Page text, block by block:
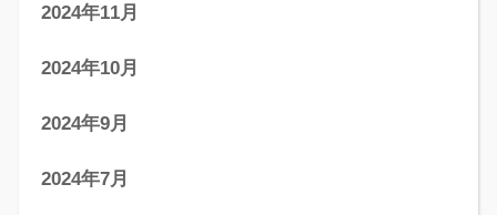
2024年11月
2024年10月
2024年9月
2024年7月